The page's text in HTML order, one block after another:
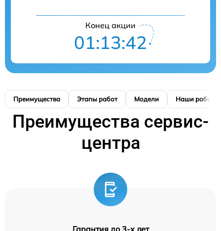
Конец акции
01:13:41
Преимущества Этапы работ Модели Наши работы
Преимущества сервис-
центра